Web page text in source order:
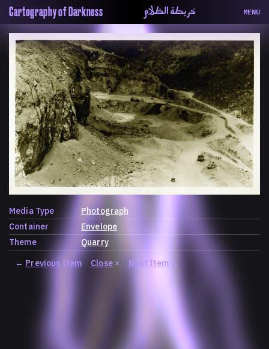
Cartography of Darkness خريطة الظلام MENU
About
ماهيتنا
Map
الخريطة
Periodical
السلسة
Repository
الحاوية
Contributors
المساهمين
Colophon
التختيم
Media Type
Photograph
Container
Envelope
Theme
Quarry
← Previous Item Close× Next Item →